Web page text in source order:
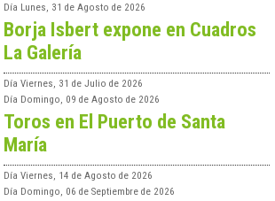
Día Lunes, 31 de Agosto de 2026
Borja Isbert expone en Cuadros
La Galería
Día Viernes, 31 de Julio de 2026
Día Domingo, 09 de Agosto de 2026
Toros en El Puerto de Santa
María
Día Viernes, 14 de Agosto de 2026
Día Domingo, 06 de Septiembre de 2026